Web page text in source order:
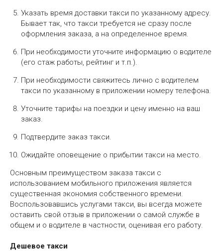
Указать время доставки такси по указанному адресу.
Бывает так, что такси требуется не сразу после
оформления заказа, а на определенное время.
При необходимости уточните информацию о водителе
(его стаж работы, рейтинг и т.п.).
При необходимости свяжитесь лично с водителем
такси по указанному в приложении номеру телефона.
Уточните тарифы на поездки и цену именно на ваш
заказ.
Подтвердите заказ такси.
Ожидайте оповещение о прибытии такси на место.
Основным преимуществом заказа такси с
использованием мобильного приложения является
существенная экономия собственного времени.
Воспользовавшись услугами такси, вы всегда можете
оставить свой отзыв в приложении о самой службе в
общем и о водителе в частности, оценивая его работу.
Дешевое такси